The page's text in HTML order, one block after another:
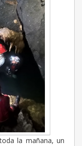
la mañana, un